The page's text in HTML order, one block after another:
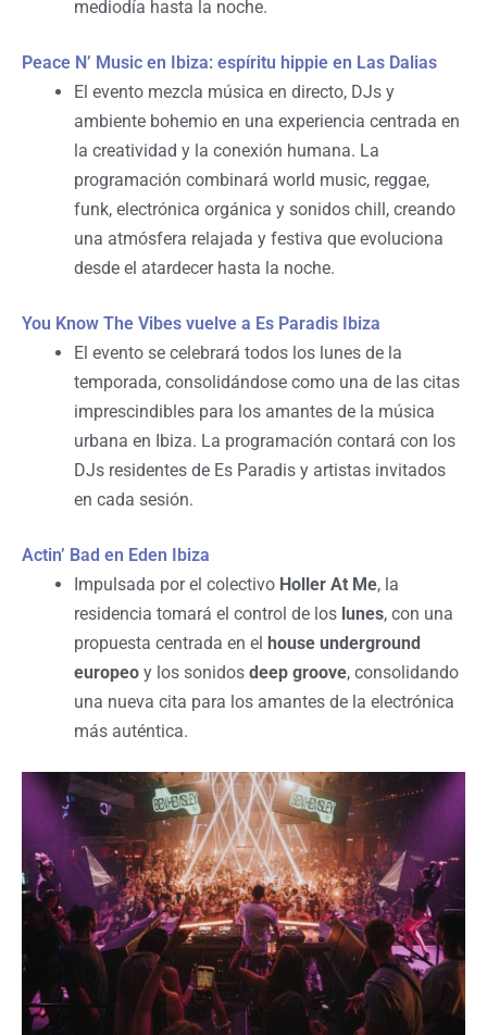
mediodía hasta la noche.
Peace N’ Music en Ibiza: espíritu hippie en Las Dalias
El evento mezcla música en directo, DJs y
ambiente bohemio en una experiencia centrada en
la creatividad y la conexión humana. La
programación combinará world music, reggae,
funk, electrónica orgánica y sonidos chill, creando
una atmósfera relajada y festiva que evoluciona
desde el atardecer hasta la noche.
You Know The Vibes vuelve a Es Paradis Ibiza
El evento se celebrará todos los lunes de la
temporada, consolidándose como una de las citas
imprescindibles para los amantes de la música
urbana en Ibiza. La programación contará con los
DJs residentes de Es Paradis y artistas invitados
en cada sesión.
Actin’ Bad en Eden Ibiza
Impulsada por el colectivo Holler At Me, la
residencia tomará el control de los lunes, con una
propuesta centrada en el house underground
europeo y los sonidos deep groove, consolidando
una nueva cita para los amantes de la electrónica
más auténtica.